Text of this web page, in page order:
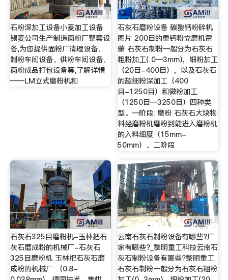
石粉深加工设备小麦加工设备
锡麦公司生产制造面粉厂整套设
备,为您提供面粉厂清理设备、
制粉车间设备、供粉车间设备、
面粉成品打包设备等,了解详情
——LM立式磨粉机和
石灰石磨粉设备 碳酸钙粉碎机
图片 200目的重钙粉立磨机雷
蒙 石灰石制粉一般分为石灰石
粗粉加工( 0—3mm)，细粉加工
（20目-400目），以及石灰石
的超细粉深加工（400
目-1250目）和微粉加工
（1250目—3250目）四种类
型。一阶段: 磨粉 石灰石大块物
料经磨粉机磨粉到能进入磨粉机
的入料细度（15mm-
50mm）。二阶段
石灰石325目磨粉机-玉林把石
灰石磨成粉的机械厂-石灰石
325目磨粉机 玉林把石灰石磨
成粉的机械厂 （0.8-
云南石灰石制粉设备有哪些?厂
家有哪些?_黎明重工科技云南石
灰石制粉设备有哪些?黎明重工
石灰石制粉一般分为石灰石粗粉